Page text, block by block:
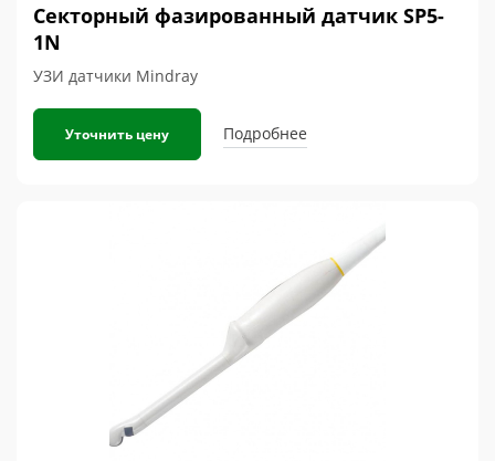
Секторный фазированный датчик SP5-
1N
УЗИ датчики Mindray
Уточнить цену Подробнее